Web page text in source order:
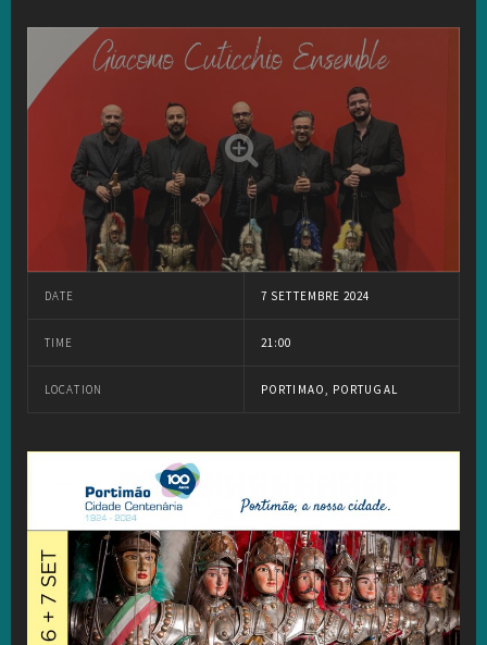
DATE 7 SETTEMBRE 2024
TIME 21:00
LOCATION PORTIMAO, PORTUGAL